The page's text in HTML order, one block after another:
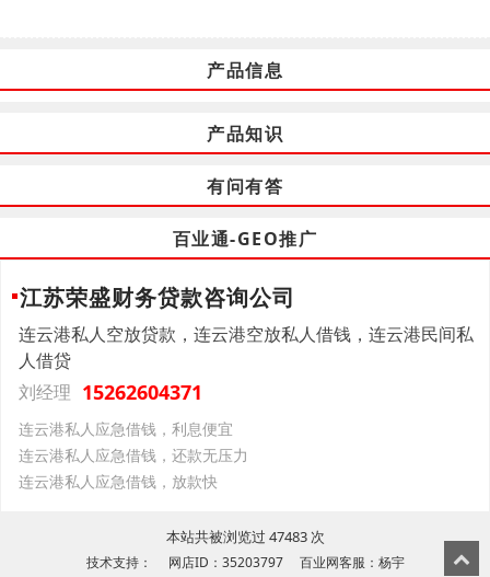
产品信息
产品知识
有问有答
百业通-GEO推广
江苏荣盛财务贷款咨询公司
连云港私人空放贷款，连云港空放私人借钱，连云港民间私
人借贷
刘经理 15262604371
连云港私人应急借钱，利息便宜
连云港私人应急借钱，还款无压力
连云港私人应急借钱，放款快
本站共被浏览过 47483 次
技术支持： 网店ID：35203797 百业网客服：杨宇